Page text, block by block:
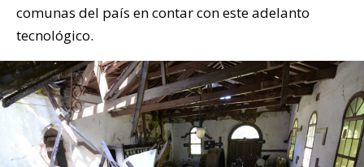
comunas del país en contar con este adelanto
tecnológico.